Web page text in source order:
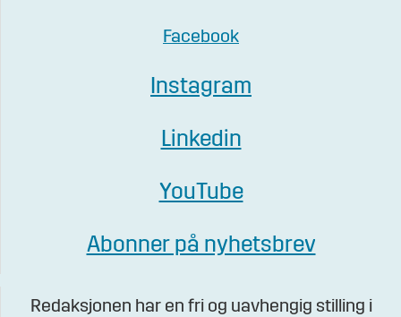
Facebook
Instagram
Linkedin
YouTube
Abonner på nyhetsbrev
Redaksjonen har en fri og uavhengig stilling i